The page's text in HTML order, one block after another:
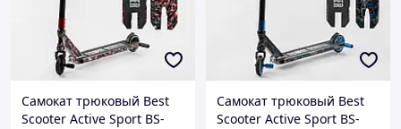
Самокат трюковый Best
Scooter Active Sport BS-
Самокат трюковый Best
Scooter Active Sport BS-